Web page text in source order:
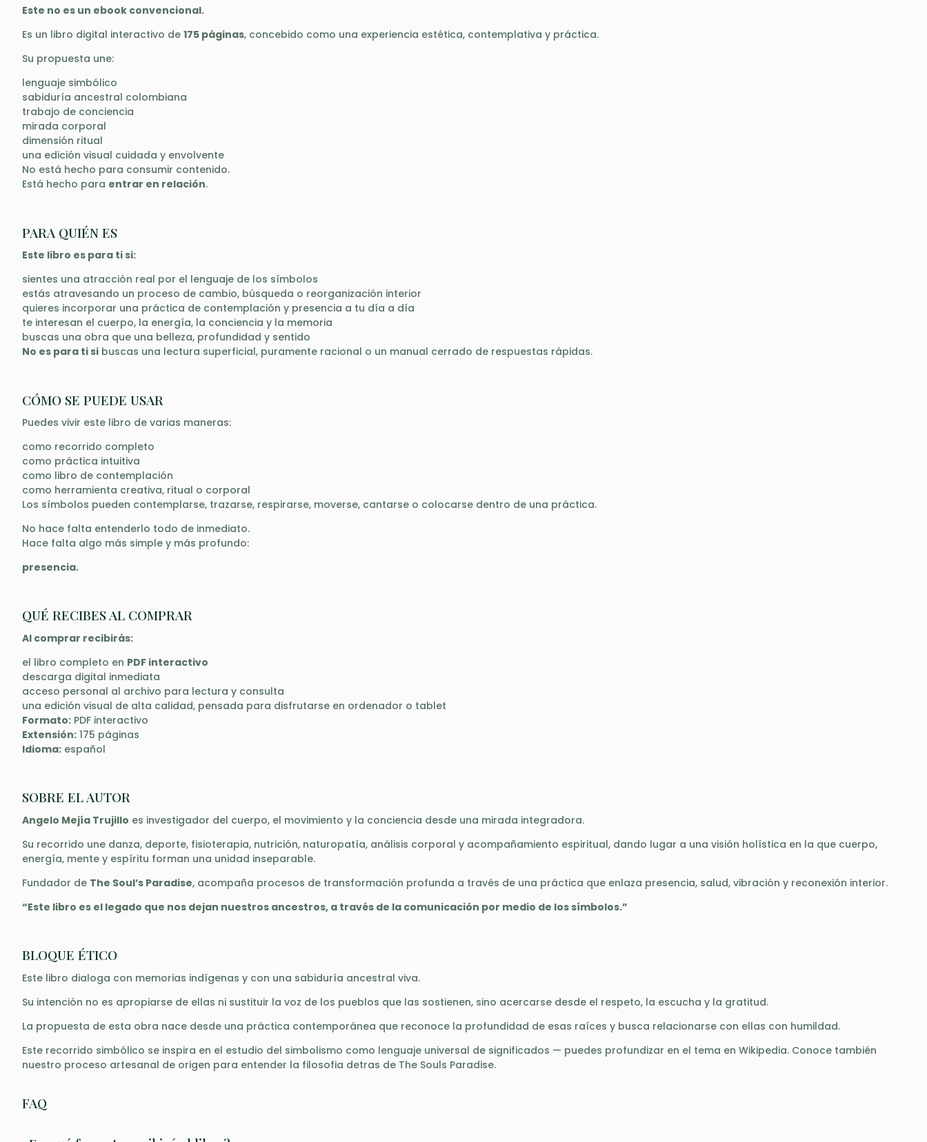
Este no es un ebook convencional.
Es un libro digital interactivo de 175 páginas, concebido como una experiencia estética, contemplativa y práctica.
Su propuesta une:
lenguaje simbólico
sabiduría ancestral colombiana
trabajo de conciencia
mirada corporal
dimensión ritual
una edición visual cuidada y envolvente
No está hecho para consumir contenido.
Está hecho para entrar en relación.
PARA QUIÉN ES
Este libro es para ti si:
sientes una atracción real por el lenguaje de los símbolos
estás atravesando un proceso de cambio, búsqueda o reorganización interior
quieres incorporar una práctica de contemplación y presencia a tu día a día
te interesan el cuerpo, la energía, la conciencia y la memoria
buscas una obra que una belleza, profundidad y sentido
No es para ti si buscas una lectura superficial, puramente racional o un manual cerrado de respuestas rápidas.
CÓMO SE PUEDE USAR
Puedes vivir este libro de varias maneras:
como recorrido completo
como práctica intuitiva
como libro de contemplación
como herramienta creativa, ritual o corporal
Los símbolos pueden contemplarse, trazarse, respirarse, moverse, cantarse o colocarse dentro de una práctica.
No hace falta entenderlo todo de inmediato.
Hace falta algo más simple y más profundo:
presencia.
QUÉ RECIBES AL COMPRAR
Al comprar recibirás:
el libro completo en PDF interactivo
descarga digital inmediata
acceso personal al archivo para lectura y consulta
una edición visual de alta calidad, pensada para disfrutarse en ordenador o tablet
Formato: PDF interactivo
Extensión: 175 páginas
Idioma: español
SOBRE EL AUTOR
Angelo Mejía Trujillo es investigador del cuerpo, el movimiento y la conciencia desde una mirada integradora.
Su recorrido une danza, deporte, fisioterapia, nutrición, naturopatía, análisis corporal y acompañamiento espiritual, dando lugar a una visión holística en la que cuerpo,
energía, mente y espíritu forman una unidad inseparable.
Fundador de The Soul’s Paradise, acompaña procesos de transformación profunda a través de una práctica que enlaza presencia, salud, vibración y reconexión interior.
“Este libro es el legado que nos dejan nuestros ancestros, a través de la comunicación por medio de los símbolos.”
BLOQUE ÉTICO
Este libro dialoga con memorias indígenas y con una sabiduría ancestral viva.
Su intención no es apropiarse de ellas ni sustituir la voz de los pueblos que las sostienen, sino acercarse desde el respeto, la escucha y la gratitud.
La propuesta de esta obra nace desde una práctica contemporánea que reconoce la profundidad de esas raíces y busca relacionarse con ellas con humildad.
Este recorrido simbólico se inspira en el estudio del simbolismo como lenguaje universal de significados — puedes profundizar en el tema en Wikipedia. Conoce también
nuestro proceso artesanal de origen para entender la filosofia detras de The Souls Paradise.
FAQ